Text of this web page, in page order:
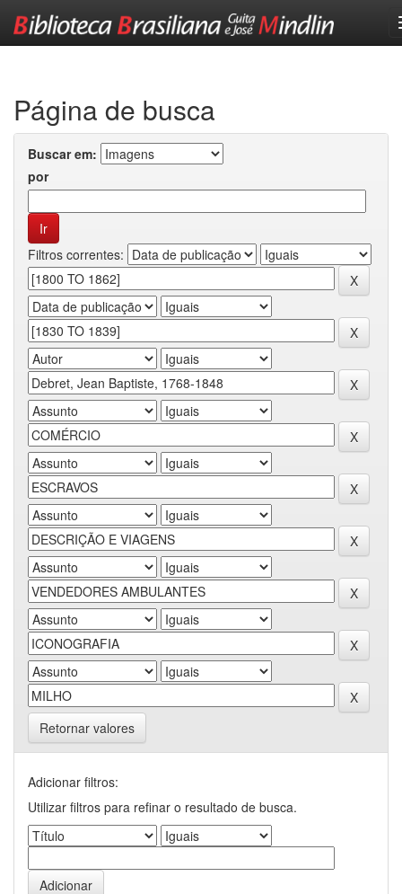
Página de busca
Buscar em:
por
Filtros correntes:
Retornar valores
Adicionar filtros:
Utilizar filtros para refinar o resultado de busca.